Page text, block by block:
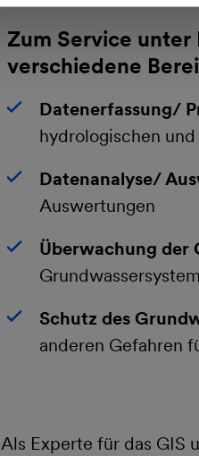
Zum Service unter
verschiedene
Datenerfassung/
hydrologischen
Datenanalyse/
Auswertungen
Überwachung der
Schutz des
anderen Gefahren
Als Experte für das GIS